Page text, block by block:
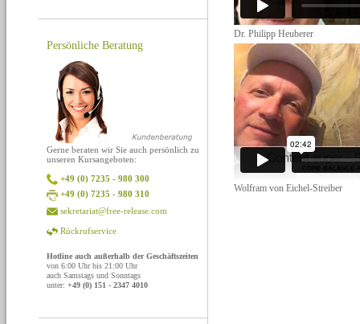
Persönliche Beratung
Gerne beraten wir Sie auch persönlich zu
unseren Kursangeboten:
+49 (0) 7235 - 980 300
+49 (0) 7235 - 980 310
sekretariat@free-release.com
Rückrufservice
Hotline auch außerhalb der Geschäftszeiten
von 6:00 Uhr bis 21:00 Uhr
auch Samstags und Sonntags
unter: +49 (0) 151 - 2347 4010
Dr. Philipp Heuberer
Wolfram von Eichel-Streiber